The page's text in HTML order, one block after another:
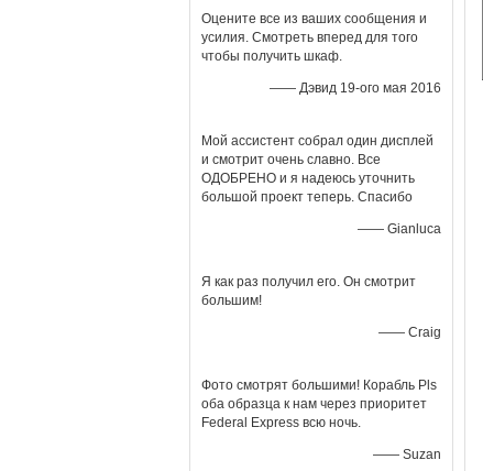
Оцените все из ваших сообщения и
усилия. Смотреть вперед для того
чтобы получить шкаф.
—— Дэвид 19-ого мая 2016
Мой ассистент собрал один дисплей
и смотрит очень славно. Все
ОДОБРЕНО и я надеюсь уточнить
большой проект теперь. Спасибо
—— Gianluca
Я как раз получил его. Он смотрит
большим!
—— Craig
Фото смотрят большими! Корабль Pls
оба образца к нам через приоритет
Federal Express всю ночь.
—— Suzan